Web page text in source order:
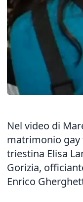
Nel video di
matrimonio gay
triestina Elisa
Gorizia,
Enrico